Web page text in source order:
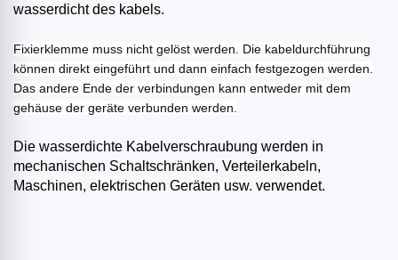
wasserdicht des kabels.
Fixierklemme muss nicht gelöst werden. Die kabeldurchführung
können direkt eingeführt und dann einfach festgezogen werden.
Das andere Ende der verbindungen kann entweder mit dem
gehäuse der geräte verbunden werden.
Die wasserdichte Kabelverschraubung werden in
mechanischen Schaltschränken, Verteilerkabeln,
Maschinen, elektrischen Geräten usw. verwendet.